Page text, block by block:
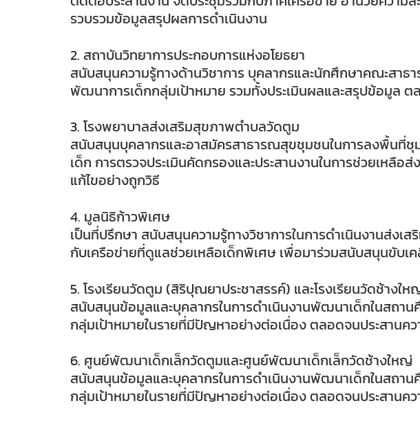
รวบรวมข้อมูลสรุปผลการดำเนินงาน
2. สถาบันวิทยาการประกอบการแห่งอโยธยา
สนับสนุนความรู้ทางด้านวิชาการ บุคลากรและนักศึกษาคณะสาธ
พัฒนาการเด็กกลุ่มเป้าหมาย รวมทั้งประเมินผลและสรุปข้อมูล ต
3. โรงพยาบาลส่งเสริมสุขภาพตำบลวัดตูม
สนับสนุนบุคลากรและอาสมัครสาธารณสุขชุมชนในการลงพื้นที่
เด็ก การตรวจประเมินคัดกรองและประสานงานในการช่วยเหลื
แก้ไขอย่างถูกวิธี
4. มูลนิธิก้าวพิเศษ
เป็นที่ปรึกษา สนับสนุนความรู้ทางวิชาการในการดำเนินงานส่ง
กับเครือข่ายที่ดูแลช่วยเหลือเด็กพิเศษ เพื่อมาร่วมสนับสนุนขับเ
5. โรงเรียนวัดตูม (สิริปุณยาประชาสรรค์) และโรงเรียนวัดช้างใ
สนับสนุนข้อมูลและบุคลากรในการดำเนินงานพัฒนาเด็กในสถา
กลุ่มเป้าหมายในรายที่มีปัญหาอย่างต่อเนื่อง ตลอดจนประสานคว
6. ศูนย์พัฒนาเด็กเล็กวัดตูมและศูนย์พัฒนาเด็กเล็กวัดช้างใหญ่
สนับสนุนข้อมูลและบุคลากรในการดำเนินงานพัฒนาเด็กในสถา
กลุ่มเป้าหมายในรายที่มีปัญหาอย่างต่อเนื่อง ตลอดจนประสานคว